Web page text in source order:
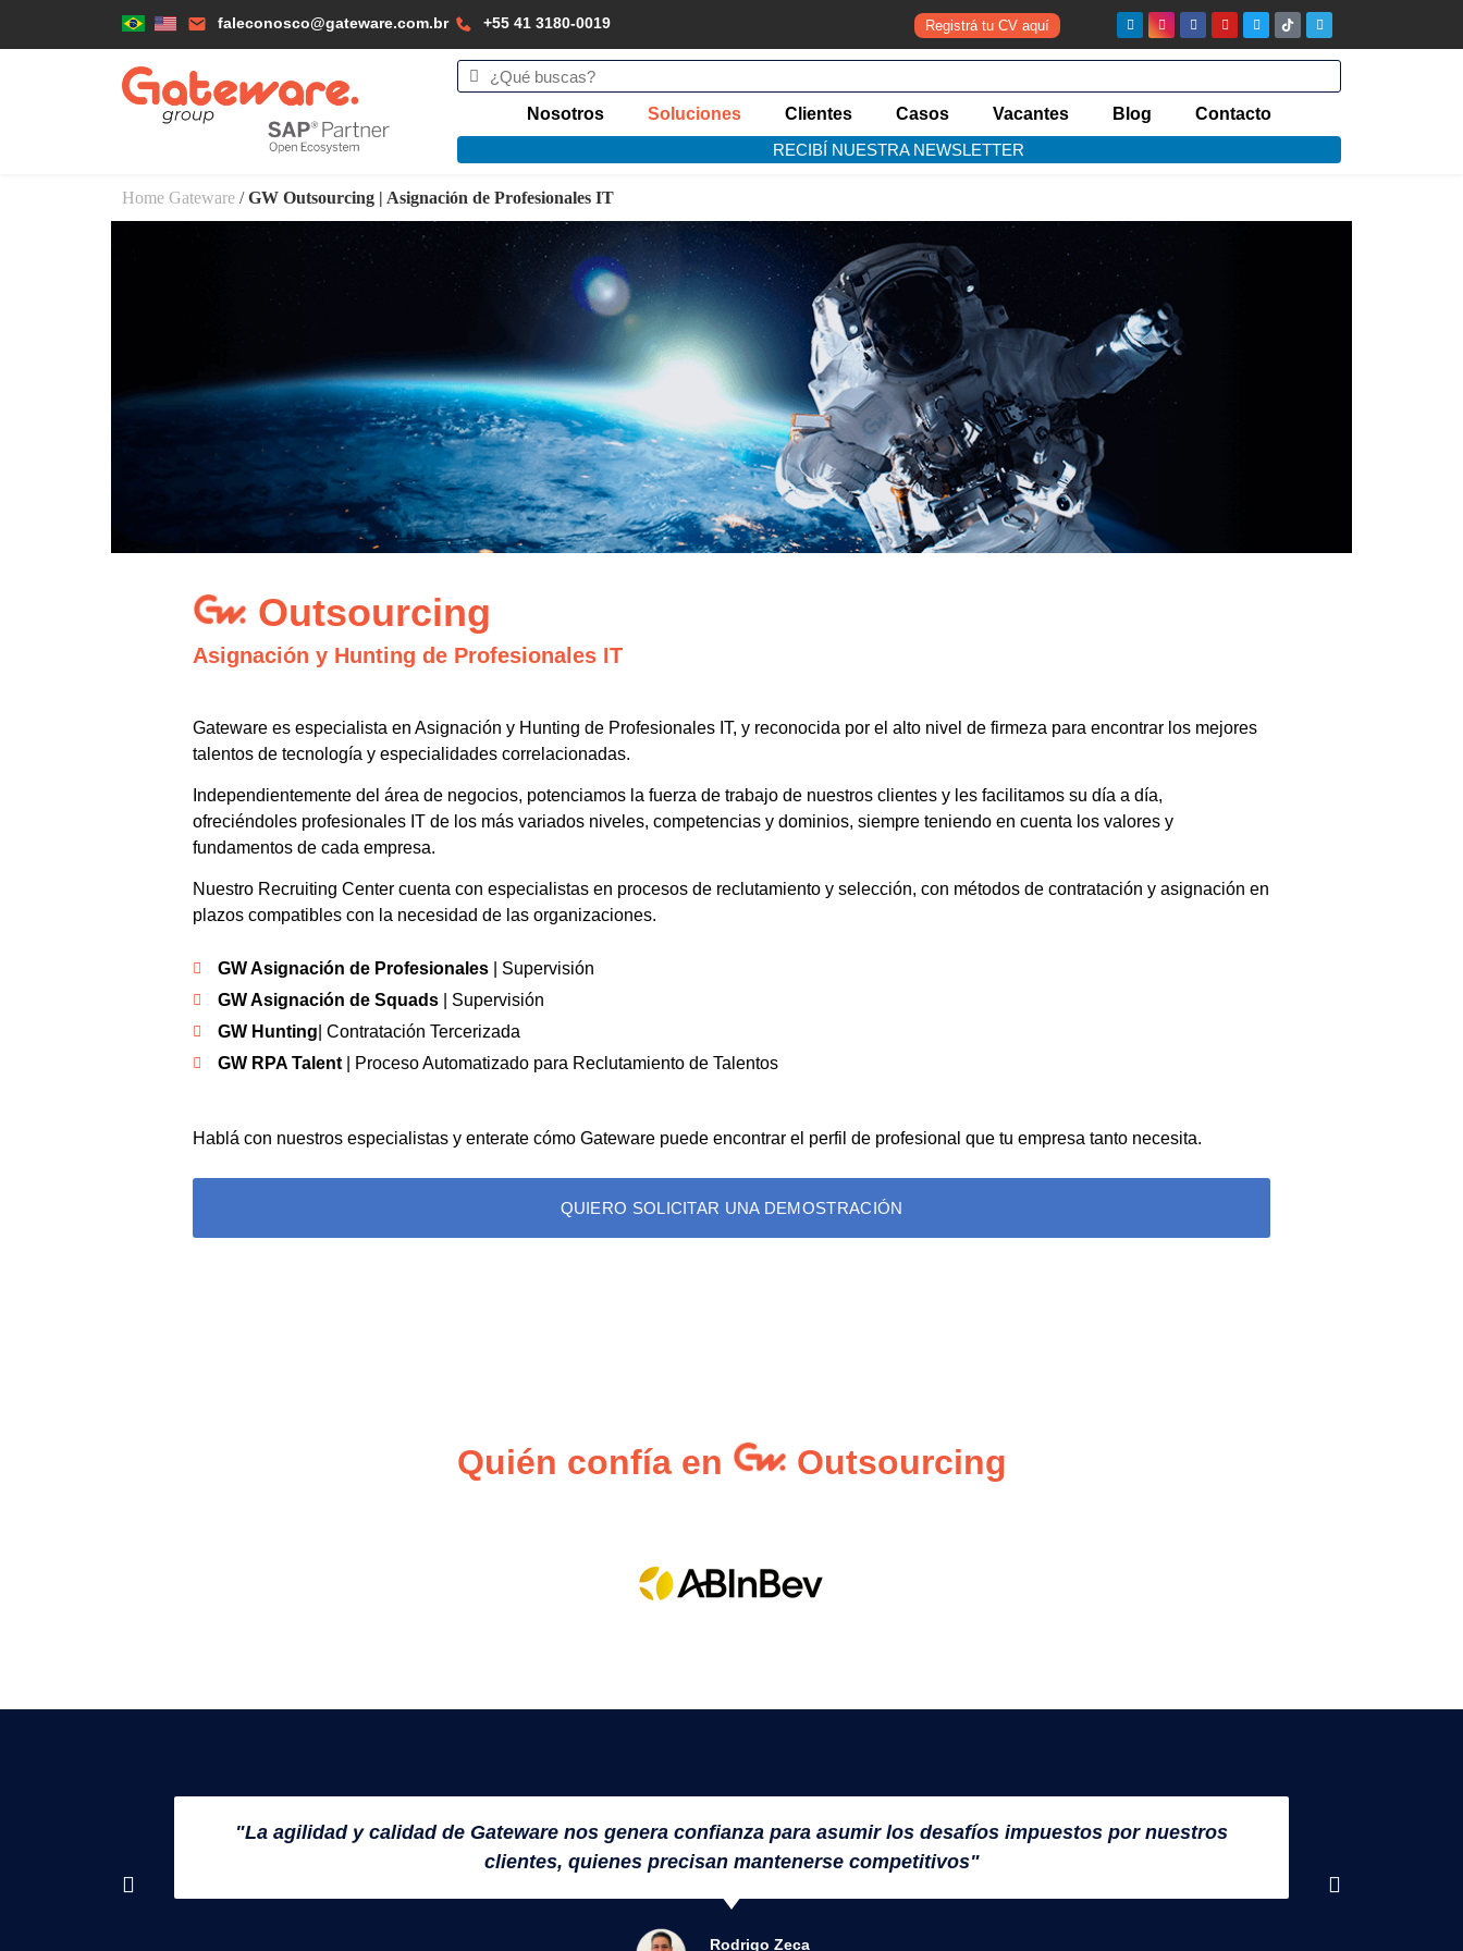
faleconosco@gateware.com.br +55 41 3180-0019 Registrá tu CV aquí
Nosotros Soluciones Clientes Casos Vacantes Blog
Contacto
RECIBÍ NUESTRA NEWSLETTER
Home Gateware /GW Outsourcing | Asignación de Profesionales IT
Outsourcing
Asignación y Hunting de Profesionales IT
Gateware es especialista en Asignación y Hunting de Profesionales IT, y reconocida por el alto nivel de firmeza para encontrar los mejores
talentos de tecnología y especialidades correlacionadas.
Independientemente del área de negocios, potenciamos la fuerza de trabajo de nuestros clientes y les facilitamos su día a día,
ofreciéndoles profesionales IT de los más variados niveles, competencias y dominios, siempre teniendo en cuenta los valores y
fundamentos de cada empresa.
Nuestro Recruiting Center cuenta con especialistas en procesos de reclutamiento y selección, con métodos de contratación y asignación en
plazos compatibles con la necesidad de las organizaciones.
GW Asignación de Profesionales| Supervisión
GWAsignación de Squads| Supervisión
GW Hunting | Contratación Tercerizada
GW RPA Talent| Proceso Automatizado para Reclutamiento de Talentos
Hablá con nuestros especialistas y enterate cómo Gateware puede encontrar el perfil de profesional que tu empresa tanto necesita.
QUIERO SOLICITAR UNA DEMOSTRACIÓN
Quién confía en Outsourcing​
"La agilidad y calidad de Gateware nos genera confianza para asumir los desafíos impuestos por nuestros
clientes, quienes precisan mantenerse competitivos"
Rodrigo Zeca